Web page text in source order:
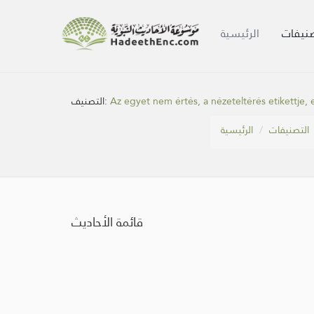
الرئيسية
التصنيف:Az egyet nem értés, a nézeteltérés etikettje,
الرئيسية
التصنيفات
قائمة الأحاديث